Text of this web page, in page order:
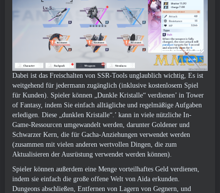
Dabei ist das Freischalten von SSR-Tools unglaublich wichtig, Es ist
weitgehend für jedermann zugänglich (inklusive kostenlosem Spiel
für Kunden). Spieler können „Dunkle Kristalle“ verdienen’ in Tower
of Fantasy, indem Sie einfach alltägliche und regelmäßige Aufgaben
erledigen. Diese „dunklen Kristalle“.’ kann in viele nützliche In-
Game-Ressourcen umgewandelt werden, darunter Goldener und
Schwarzer Kern, die für Gacha-Anziehungen verwendet werden
(zusammen mit vielen anderen wertvollen Dingen, die zum
Aktualisieren der Ausrüstung verwendet werden können).
Spieler können außerdem eine Menge vorteilhaftes Geld verdienen,
indem sie einfach die große offene Welt von Aida erkunden.
Dungeons abschließen, Entfernen von Lagern von Gegnern, und